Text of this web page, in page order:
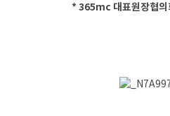
* 365mc 대표원장협의